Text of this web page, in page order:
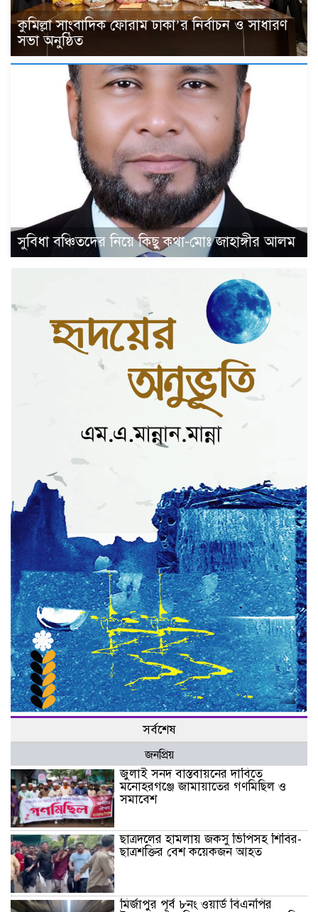
কুমিল্লা সাংবাদিক ফোরাম ঢাকা’র নির্বাচন ও সাধারণ
সভা অনুষ্ঠিত
সুবিধা বঞ্চিতদের নিয়ে কিছু কথা-মোঃ জাহাঙ্গীর আলম
সর্বশেষ
জনপ্রিয়
জুলাই সনদ বাস্তবায়নের দাবিতে
মনোহরগঞ্জে জামায়াতের গণমিছিল ও
সমাবেশ
ছাত্রদলের হামলায় জকসু ভিপিসহ শিবির-
ছাত্রশক্তির বেশ কয়েকজন আহত
মির্জাপুর পূর্ব ৮নং ওয়ার্ড বিএনপির